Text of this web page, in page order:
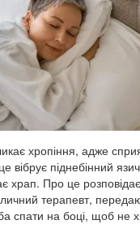
хропіння, адже
вібрує піднебінний
храп. Про це
терапевт,
спати на боці, щоб не